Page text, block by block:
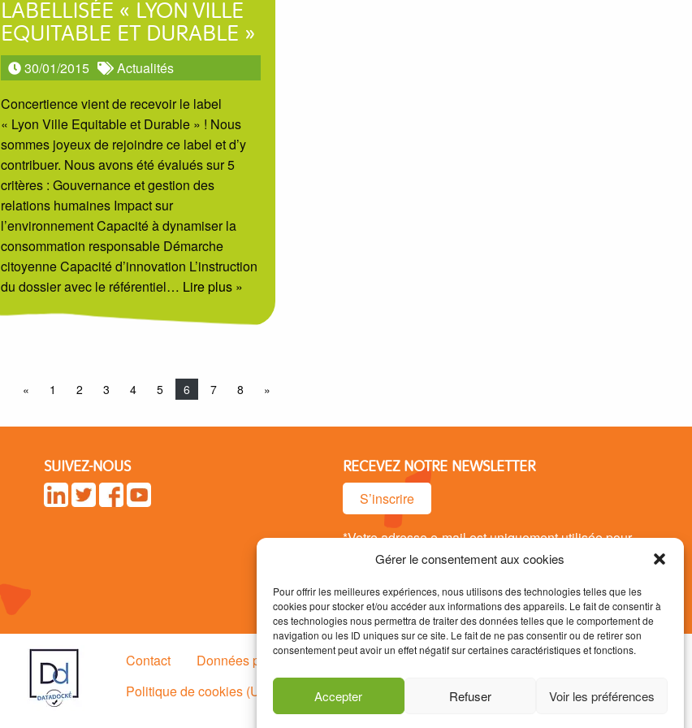
Gérer le consentement aux cookies
Pour offrir les meilleures expériences, nous utilisons des technologies telles que les
cookies pour stocker et/ou accéder aux informations des appareils. Le fait de consentir à
ces technologies nous permettra de traiter des données telles que le comportement de
navigation ou les ID uniques sur ce site. Le fait de ne pas consentir ou de retirer son
consentement peut avoir un effet négatif sur certaines caractéristiques et fonctions.
Accepter Refuser Voir les préférences
LABELLISÉE « LYON VILLE
EQUITABLE ET DURABLE »
30/01/2015
Actualités
Concertience vient de recevoir le label
« Lyon Ville Equitable et Durable » ! Nous
sommes joyeux de rejoindre ce label et d’y
contribuer. Nous avons été évalués sur 5
critères : Gouvernance et gestion des
relations humaines Impact sur
l’environnement Capacité à dynamiser la
consommation responsable Démarche
citoyenne Capacité d’innovation L’instruction
du dossier avec le référentiel… Lire plus »
« 1 2 3 4 5 6 7 8 »
SUIVEZ-NOUS RECEVEZ NOTRE NEWSLETTER
S’inscrire
*Votre adresse e-mail est uniquement utilisée pour
vous envoyer notre newsletter. Vous pouvez vous
Contact Données personnelles / RGPD
Mentions légales
Politique de cookies (UE)